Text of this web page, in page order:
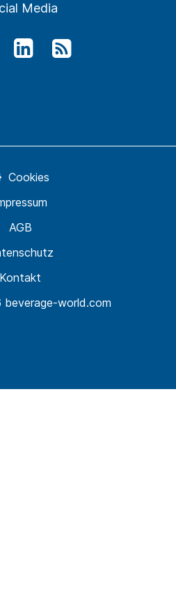
Media
world.com
Kontakt
AGB
Cookies